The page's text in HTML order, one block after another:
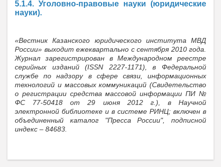
5.1.4. Уголовно-правовые науки (юридические
науки).
«Вестник Казанского юридического института МВД
России» выходит ежеквартально с сентября 2010 года.
Журнал зарегистрирован в Международном реестре
серийных изданий (ISSN 2227-1171), в Федеральной
службе по надзору в сфере связи, информационных
технологий и массовых коммуникаций (Свидетельство
о регистрации средства массовой информации ПИ №
ФС 77-50418 от 29 июня 2012 г.), в Научной
электронной библиотеке и в системе РИНЦ; включен в
объединенный каталог "Пресса России", подписной
индекс – 84683.